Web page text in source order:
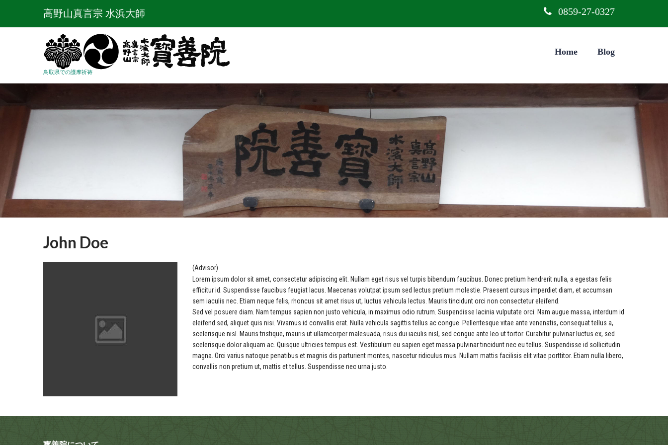
高野山真言宗 水浜大師 0859-27-0327
鳥取県での護摩祈祷
Home Blog
John Doe
(Advisor)
Lorem ipsum dolor sit amet, consectetur adipiscing elit. Nullam eget risus vel turpis bibendum faucibus. Donec pretium hendrerit nulla, a egestas felis
efficitur id. Suspendisse faucibus feugiat lacus. Maecenas volutpat ipsum sed lectus pretium molestie. Praesent cursus imperdiet diam, et accumsan
sem iaculis nec. Etiam neque felis, rhoncus sit amet risus ut, luctus vehicula lectus. Mauris tincidunt orci non consectetur eleifend.
Sed vel posuere diam. Nam tempus sapien non justo vehicula, in maximus odio rutrum. Suspendisse lacinia vulputate orci. Nam augue massa, interdum id
eleifend sed, aliquet quis nisi. Vivamus id convallis erat. Nulla vehicula sagittis tellus ac congue. Pellentesque vitae ante venenatis, consequat tellus a,
scelerisque nisl. Mauris tristique, mauris ut ullamcorper malesuada, risus dui iaculis nisl, sed congue ante leo ut tortor. Curabitur pulvinar luctus ex, sed
scelerisque dolor aliquam ac. Quisque ultricies tempus est. Vestibulum eu sapien eget massa pulvinar tincidunt nec eu tellus. Suspendisse id sollicitudin
magna. Orci varius natoque penatibus et magnis dis parturient montes, nascetur ridiculus mus. Nullam mattis facilisis elit vitae porttitor. Etiam nulla libero,
convallis non pretium ut, mattis et tellus. Suspendisse nec urna justo.